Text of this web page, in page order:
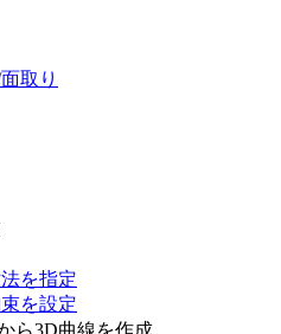
取り
を指定
を設定
ら3D曲線を作成